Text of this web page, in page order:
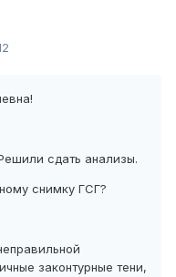
сдать анализы.
снимку ГСГ?
законтурные тени,